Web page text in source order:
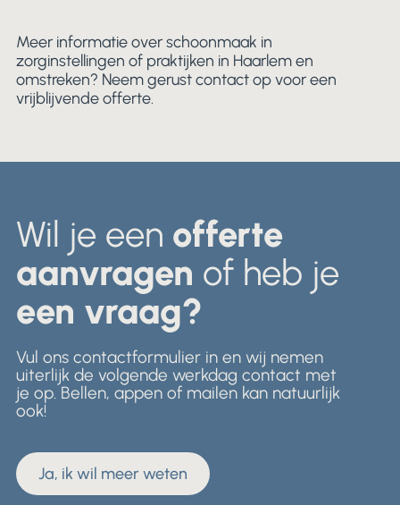
Meer informatie over schoonmaak in
zorginstellingen of praktijken in Haarlem en
omstreken? Neem gerust contact op voor een
vrijblijvende offerte.
Wil je een offerte
aanvragen of heb je
een vraag?
Vul ons contactformulier in en wij nemen
uiterlijk de volgende werkdag contact met
je op. Bellen, appen of mailen kan natuurlijk
ook!
Ja, ik wil meer weten